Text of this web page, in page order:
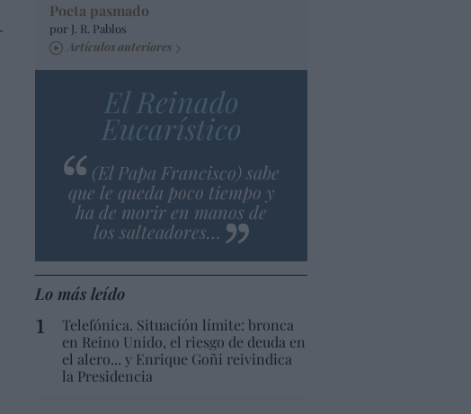
Poeta pasmado
por J. R. Pablos
Artículos anteriores
El Reinado
Eucarístico
(El Papa Francisco) sabe
que le queda poco tiempo y
ha de morir en manos de
los salteadores…
Lo más leído
Telefónica. Situación límite: bronca
en Reino Unido, el riesgo de deuda en
el alero... y Enrique Goñi reivindica
la Presidencia